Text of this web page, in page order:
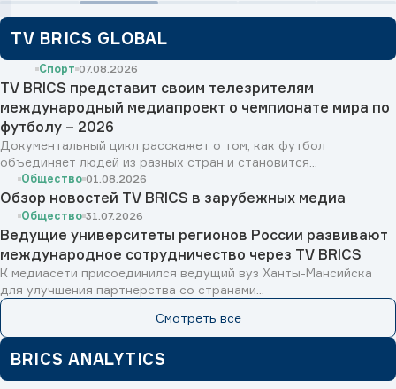
TV BRICS GLOBAL
Спорт 07.08.2026
TV BRICS представит своим телезрителям
международный медиапроект о чемпионате мира по
футболу – 2026
Документальный цикл расскажет о том, как футбол
объединяет людей из разных стран и становится...
Общество 01.08.2026
Обзор новостей TV BRICS в зарубежных медиа
Общество 31.07.2026
Ведущие университеты регионов России развивают
международное сотрудничество через TV BRICS
К медиасети присоединился ведущий вуз Ханты-Мансийска
для улучшения партнерства со странами...
Смотреть все
BRICS ANALYTICS